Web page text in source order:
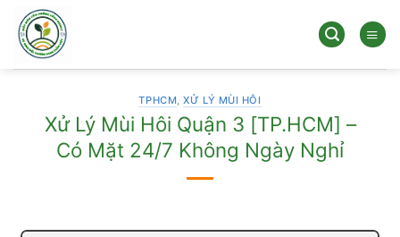
qua
dung
TPHCM,XỬ LÝ MÙI HÔI
Xử Lý Mùi Hôi Quận 3 [TP.HCM] –
Có Mặt 24/7 Không Ngày Nghỉ